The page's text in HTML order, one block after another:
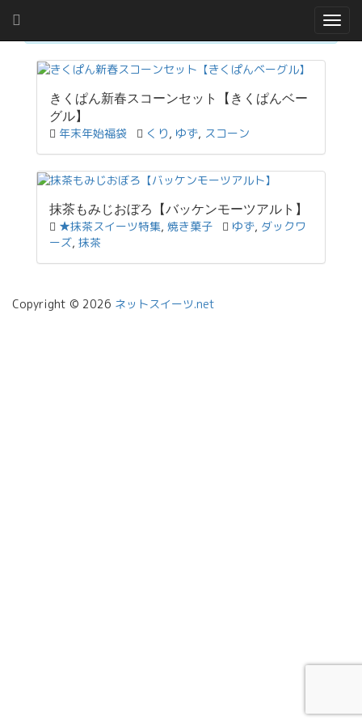
×
きくぱん新春スコーンセット【きくぱんベー
グル】
年末年始福袋 くり, ゆず, スコーン
抹茶もみじおぼろ【バッケンモーツアルト】
★抹茶スイーツ特集, 焼き菓子 ゆず, ダックワ
ーズ, 抹茶
Copyright © 2026 ネットスイーツ.net